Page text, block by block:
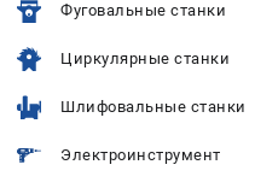
Фуговальные станки
Циркулярные станки
Шлифовальные станки
Электроинструмент